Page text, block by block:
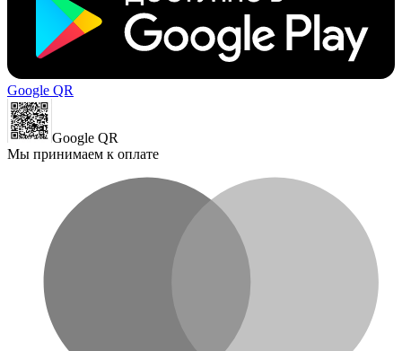
Google QR
Google QR
Мы принимаем к оплате